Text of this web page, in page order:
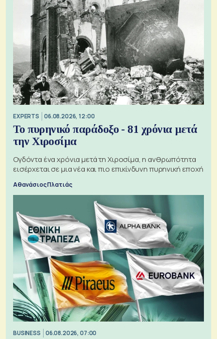
EXPERTS 06.08.2026, 12:00
Το πυρηνικό παράδοξο - 81 χρόνια μετά
την Χιροσίμα
Ογδόντα ένα χρόνια μετά τη Χιροσίμα, η ανθρωπότητα
εισέρχεται σε μια νέα και πιο επικίνδυνη πυρηνική εποχή
Αθανάσιος Πλατιάς
BUSINESS 06.08.2026, 07:00